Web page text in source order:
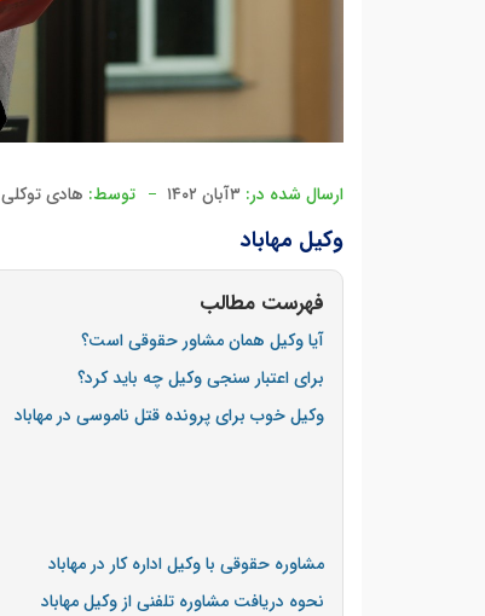
ارسال شده در: ۳آبان ۱۴۰۲ توسط: هادی توکلی
وکیل مهاباد
فهرست مطالب
آیا وکیل همان مشاور حقوقی است؟
برای اعتبار سنجی وکیل چه باید کرد؟
وکیل خوب برای پرونده قتل ناموسی در مهاباد
مشاوره حقوقی با وکیل اداره کار در مهاباد
نحوه دریافت مشاوره تلفنی از وکیل مهاباد